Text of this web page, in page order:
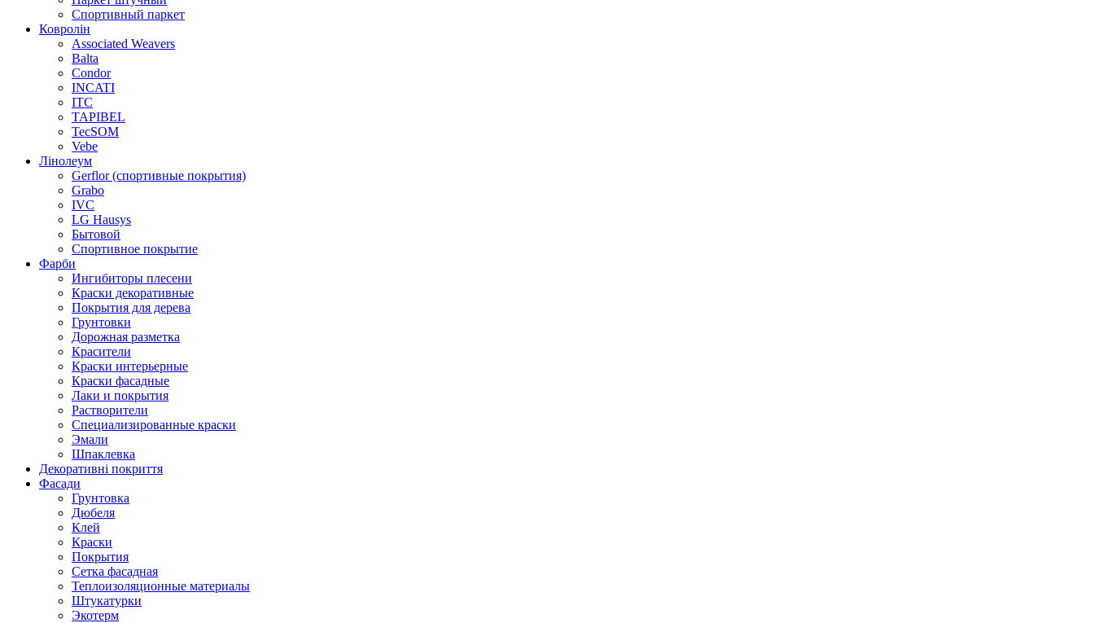
Спортивный паркет
Ковролін
Associated Weavers
Balta
Condor
INCATI
ITC
TAPIBEL
TecSOM
Vebe
Лінолеум
Gerflor (спортивные покрытия)
Grabo
IVC
LG Hausys
Бытовой
Спортивное покрытие
Фарби
Ингибиторы плесени
Краски декоративные
Покрытия для дерева
Грунтовки
Дорожная разметка
Красители
Краски интерьерные
Краски фасадные
Лаки и покрытия
Растворители
Специализированные краски
Эмали
Шпаклевка
Декоративні покриття
Фасади
Грунтовка
Дюбеля
Клей
Краски
Покрытия
Сетка фасадная
Теплоизоляционные материалы
Штукатурки
Экотерм